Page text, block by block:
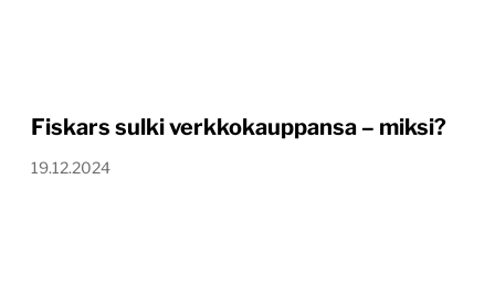
Fiskars sulki verkkokauppansa – miksi?
19.12.2024